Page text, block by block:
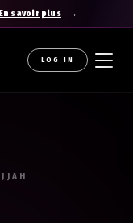
En savoir plus
LOG IN